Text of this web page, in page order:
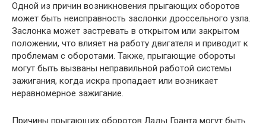
Одной из причин возникновения прыгающих оборотов
может быть неисправность заслонки дроссельного узла.
Заслонка может застревать в открытом или закрытом
положении, что влияет на работу двигателя и приводит к
проблемам с оборотами. Также, прыгающие обороты
могут быть вызваны неправильной работой системы
зажигания, когда искра пропадает или возникает
неравномерное зажигание.
Причины прыгающих оборотов Лады Гранта могут быть